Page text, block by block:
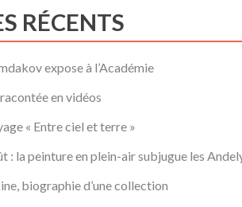
RÉCENTS
expose à l’Académie
en vidéos
« Entre ciel et terre »
: la peinture en plein-air subjugue les
biographie d’une collection